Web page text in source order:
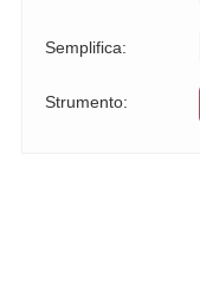
Semplifica:
Strumento: